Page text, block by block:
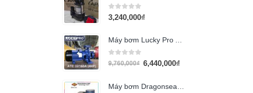
0out of 5
3,240,000₫
0 out of 5
9,760,000₫ 6,440,000₫